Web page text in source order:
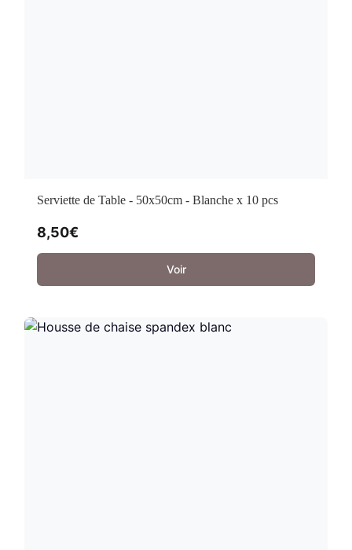
Serviette de Table - 50x50cm - Blanche x 10 pcs
8,50€
Voir